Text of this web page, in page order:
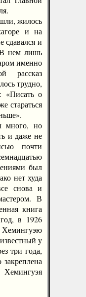
жилось
и на
сдавался и
нем лишь
именно
трудно,
«Писать о
стараться
но
и даже не
почти
был
нет худа
снова и
В
книга
в 1926
у
три года,